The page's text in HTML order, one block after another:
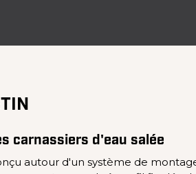
carnassiers d'eau salée
autour d'un système de